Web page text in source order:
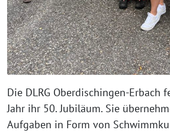
Die DLRG Oberdischingen-Erbach
Jahr ihr 50. Jubiläum. Sie
Aufgaben in Form von